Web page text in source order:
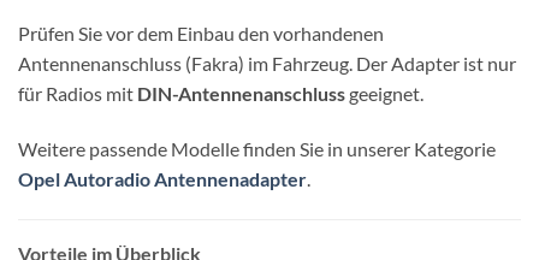
Prüfen Sie vor dem Einbau den vorhandenen
Antennenanschluss (Fakra) im Fahrzeug. Der Adapter ist nur
für Radios mit DIN-Antennenanschlussgeeignet.
Weitere passende Modelle finden Sie in unserer Kategorie
Opel Autoradio Antennenadapter
Vorteile im Überblick